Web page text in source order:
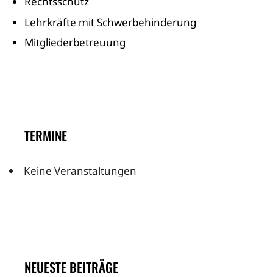
Lehrkräfte mit Schwerbehinderung
Mitgliederbetreuung
TERMINE
Keine Veranstaltungen
NEUESTE BEITRÄGE